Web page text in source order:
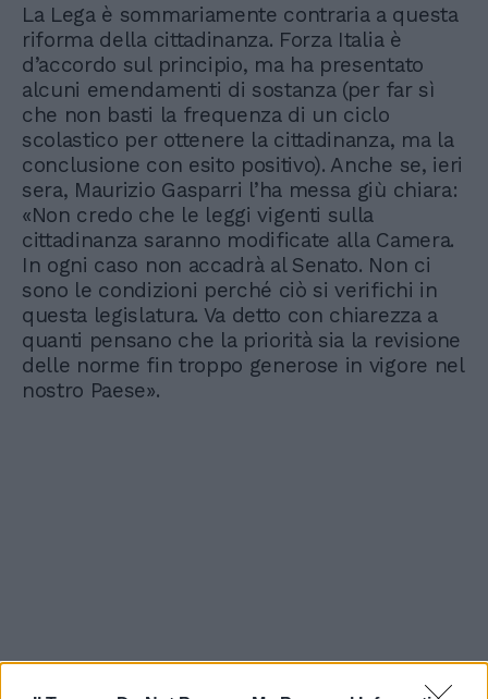
La Lega è sommariamente contraria a questa
riforma della cittadinanza. Forza Italia è
d’accordo sul principio, ma ha presentato
alcuni emendamenti di sostanza (per far sì
che non basti la frequenza di un ciclo
scolastico per ottenere la cittadinanza, ma la
conclusione con esito positivo). Anche se, ieri
sera, Maurizio Gasparri l’ha messa giù chiara:
«Non credo che le leggi vigenti sulla
cittadinanza saranno modificate alla Camera.
In ogni caso non accadrà al Senato. Non ci
sono le condizioni perché ciò si verifichi in
questa legislatura. Va detto con chiarezza a
quanti pensano che la priorità sia la revisione
delle norme fin troppo generose in vigore nel
nostro Paese».